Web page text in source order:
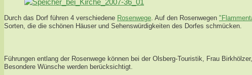
Durch das Dorf führen 4 verschiedene Rosenwege . Auf den Rosenwegen
Sorten, die die schönen Häuser und Sehenswürdigkeiten des Dorfes schmücken.
Führungen entlang der Rosenwege können bei der Olsberg-Touristik, Frau
Besondere Wünsche werden berücksichtigt.